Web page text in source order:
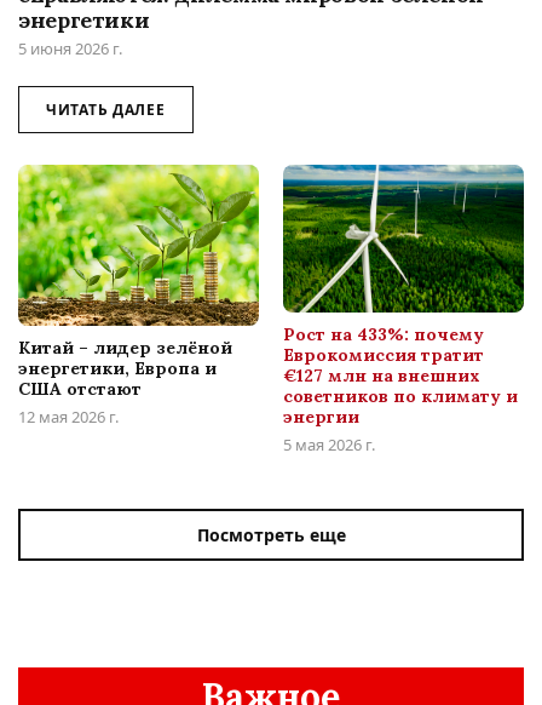
энергетики
5 июня 2026 г.
ЧИТАТЬ ДАЛЕЕ
Китай – лидер зелёной
энергетики, Европа и
США отстают
12 мая 2026 г.
Рост на 433%: почему
Еврокомиссия тратит
€127 млн на внешних
советников по климату и
энергии
5 мая 2026 г.
Посмотреть еще